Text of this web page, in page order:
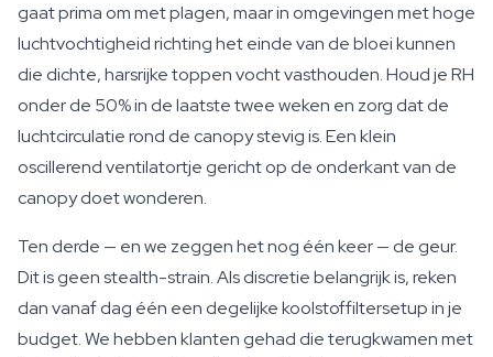
gaat prima om met plagen, maar in omgevingen met hoge
luchtvochtigheid richting het einde van de bloei kunnen
die dichte, harsrijke toppen vocht vasthouden. Houd je RH
onder de 50% in de laatste twee weken en zorg dat de
luchtcirculatie rond de canopy stevig is. Een klein
oscillerend ventilatortje gericht op de onderkant van de
canopy doet wonderen.
Ten derde — en we zeggen het nog één keer — de geur.
Dit is geen stealth-strain. Als discretie belangrijk is, reken
dan vanaf dag één een degelijke koolstoffiltersetup in je
budget. We hebben klanten gehad die terugkwamen met